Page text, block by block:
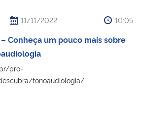
11/11/2022 10:05
– Conheça um pouco mais sobre
pro-
fonoaudiologia/